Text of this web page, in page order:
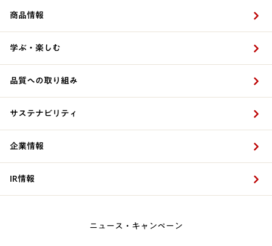
商品情報
学ぶ・楽しむ
品質への取り組み
サステナビリティ
企業情報
IR情報
ニュース・キャンペーン